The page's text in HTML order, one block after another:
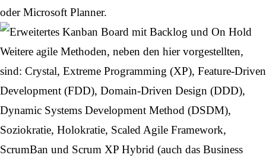
oder Microsoft Planner.
Weitere agile Methoden, neben den hier vorgestellten,
sind: Crystal, Extreme Programming (XP), Feature-Driven
Development (FDD), Domain-Driven Design (DDD),
Dynamic Systems Development Method (DSDM),
Soziokratie, Holokratie, Scaled Agile Framework,
ScrumBan und Scrum XP Hybrid (auch das Business